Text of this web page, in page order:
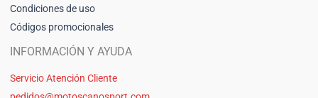
Condiciones de uso
Códigos promocionales
INFORMACIÓN Y AYUDA
Servicio Atención Cliente